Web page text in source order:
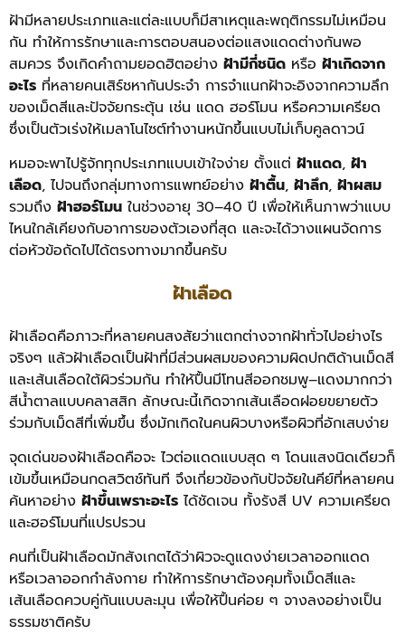
ฝ้ามีหลายประเภทและแต่ละแบบก็มีสาเหตุและพฤติกรรมไม่เหมือน
กัน ทำให้การรักษาและการตอบสนองต่อแสงแดดต่างกันพอ
สมควร จึงเกิดคำถามยอดฮิตอย่าง ฝ้ามีกี่ชนิด หรือ ฝ้าเกิดจาก
อะไร ที่หลายคนเสิร์ชหากันประจำ การจำแนกฝ้าจะอิงจากความลึก
ของเม็ดสีและปัจจัยกระตุ้น เช่น แดด ฮอร์โมน หรือความเครียด
ซึ่งเป็นตัวเร่งให้เมลาโนไซต์ทำงานหนักขึ้นแบบไม่เก็บคูลดาวน์
หมอจะพาไปรู้จักทุกประเภทแบบเข้าใจง่าย ตั้งแต่ ฝ้าแดด, ฝ้า
เลือด, ไปจนถึงกลุ่มทางการแพทย์อย่าง ฝ้าตื้น, ฝ้าลึก, ฝ้าผสม
รวมถึง ฝ้าฮอร์โมน ในช่วงอายุ 30–40 ปี เพื่อให้เห็นภาพว่าแบบ
ไหนใกล้เคียงกับอาการของตัวเองที่สุด และจะได้วางแผนจัดการ
ต่อหัวข้อถัดไปได้ตรงทางมากขึ้นครับ
ฝ้าเลือด
ฝ้าเลือดคือภาวะที่หลายคนสงสัยว่าแตกต่างจากฝ้าทั่วไปอย่างไร
จริงๆ แล้วฝ้าเลือดเป็นฝ้าที่มีส่วนผสมของความผิดปกติด้านเม็ดสี
และเส้นเลือดใต้ผิวร่วมกัน ทำให้ปื้นมีโทนสีออกชมพู–แดงมากกว่า
สีน้ำตาลแบบคลาสสิก ลักษณะนี้เกิดจากเส้นเลือดฝอยขยายตัว
ร่วมกับเม็ดสีที่เพิ่มขึ้น ซึ่งมักเกิดในคนผิวบางหรือผิวที่อักเสบง่าย
จุดเด่นของฝ้าเลือดคือจะ ไวต่อแดดแบบสุด ๆ โดนแสงนิดเดียวก็
เข้มขึ้นเหมือนกดสวิตช์ทันที จึงเกี่ยวข้องกับปัจจัยในคีย์ที่หลายคน
ค้นหาอย่าง ฝ้าขึ้นเพราะอะไร ได้ชัดเจน ทั้งรังสี UV ความเครียด
และฮอร์โมนที่แปรปรวน
คนที่เป็นฝ้าเลือดมักสังเกตได้ว่าผิวจะดูแดงง่ายเวลาออกแดด
หรือเวลาออกกำลังกาย ทำให้การรักษาต้องคุมทั้งเม็ดสีและ
เส้นเลือดควบคู่กันแบบละมุน เพื่อให้ปื้นค่อย ๆ จางลงอย่างเป็น
ธรรมชาติครับ